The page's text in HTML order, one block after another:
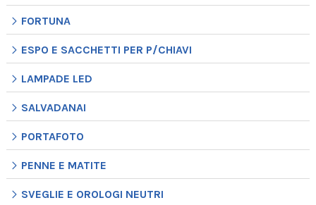
FORTUNA
ESPO E SACCHETTI PER P/CHIAVI
LAMPADE LED
SALVADANAI
PORTAFOTO
PENNE E MATITE
SVEGLIE E OROLOGI NEUTRI